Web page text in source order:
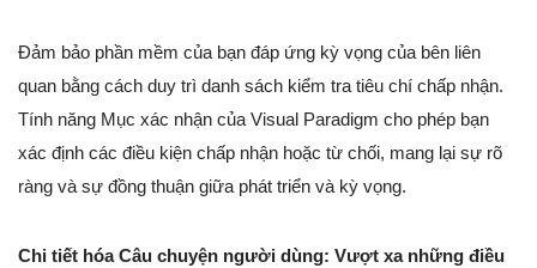
Đảm bảo phần mềm của bạn đáp ứng kỳ vọng của bên liên
quan bằng cách duy trì danh sách kiểm tra tiêu chí chấp nhận.
Tính năng Mục xác nhận của Visual Paradigm cho phép bạn
xác định các điều kiện chấp nhận hoặc từ chối, mang lại sự rõ
ràng và sự đồng thuận giữa phát triển và kỳ vọng.
Chi tiết hóa Câu chuyện người dùng: Vượt xa những điều